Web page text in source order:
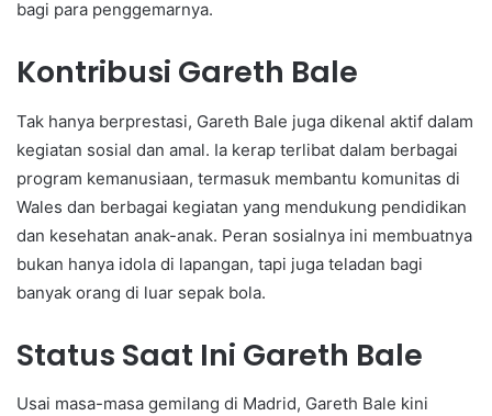
bagi para penggemarnya.
Kontribusi Gareth Bale
Tak hanya berprestasi, Gareth Bale juga dikenal aktif dalam
kegiatan sosial dan amal. Ia kerap terlibat dalam berbagai
program kemanusiaan, termasuk membantu komunitas di
Wales dan berbagai kegiatan yang mendukung pendidikan
dan kesehatan anak-anak. Peran sosialnya ini membuatnya
bukan hanya idola di lapangan, tapi juga teladan bagi
banyak orang di luar sepak bola.
Status Saat Ini Gareth Bale
Usai masa-masa gemilang di Madrid, Gareth Bale kini